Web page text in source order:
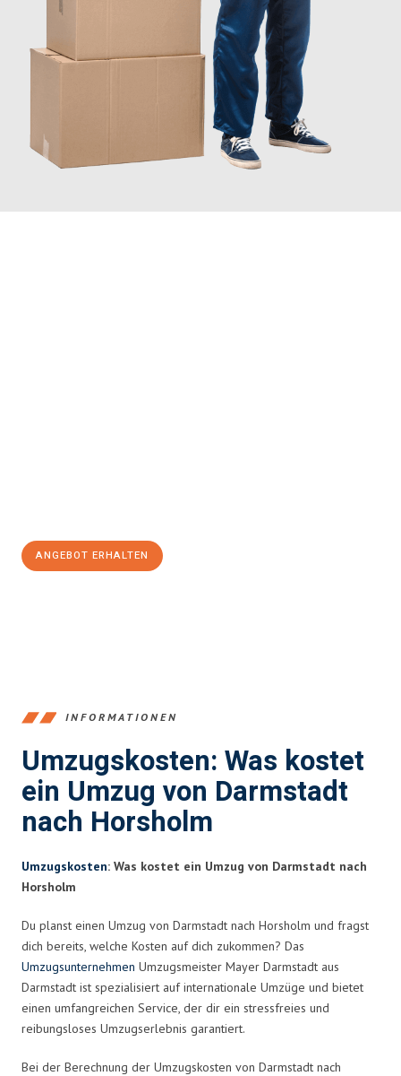
ANGEBOT ERHALTEN
INFORMATIONEN
Umzugskosten: Was kostet
ein Umzug von Darmstadt
nach Horsholm
Umzugskosten: Was kostet ein Umzug von Darmstadt nach
Horsholm
Du planst einen Umzug von Darmstadt nach Horsholm und fragst
dich bereits, welche Kosten auf dich zukommen? Das
Umzugsunternehmen Umzugsmeister Mayer Darmstadt aus
Darmstadt ist spezialisiert auf internationale Umzüge und bietet
einen umfangreichen Service, der dir ein stressfreies und
reibungsloses Umzugserlebnis garantiert.
Bei der Berechnung der Umzugskosten von Darmstadt nach